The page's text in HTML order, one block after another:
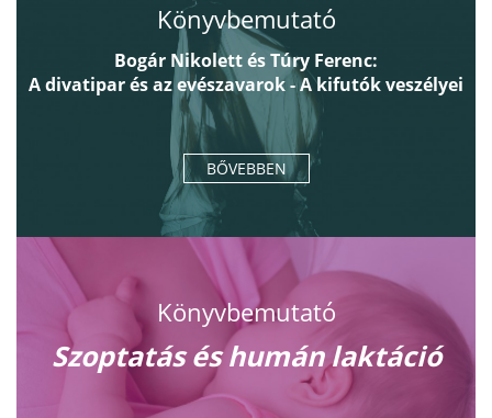
Könyvbemutató
Bogár Nikolett és Túry Ferenc:
A divatipar és az evészavarok - A kifutók veszélyei
BŐVEBBEN
Könyvbemutató
Szoptatás és humán laktáció